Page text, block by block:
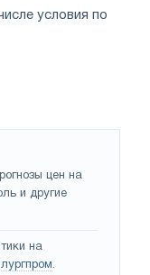
условия по
цен на
и другие
на
.